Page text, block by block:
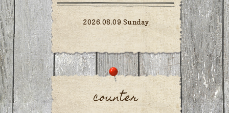
2026.08.09 Sunday
counter